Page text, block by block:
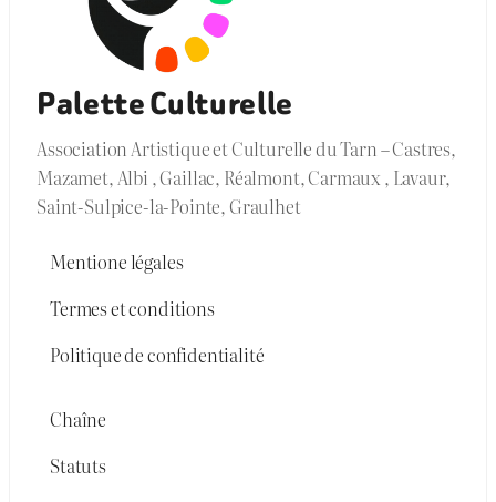
Palette Culturelle
Association Artistique et Culturelle du Tarn – Castres,
Mazamet, Albi , Gaillac, Réalmont, Carmaux , Lavaur,
Saint-Sulpice-la-Pointe, Graulhet
Mentione légales
Termes et conditions
Politique de confidentialité
Chaîne
Statuts